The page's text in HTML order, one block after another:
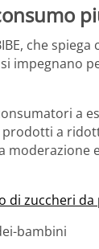
che spiega
impegnano
a
prodotti a
moderazione
di zuccheri
bambini